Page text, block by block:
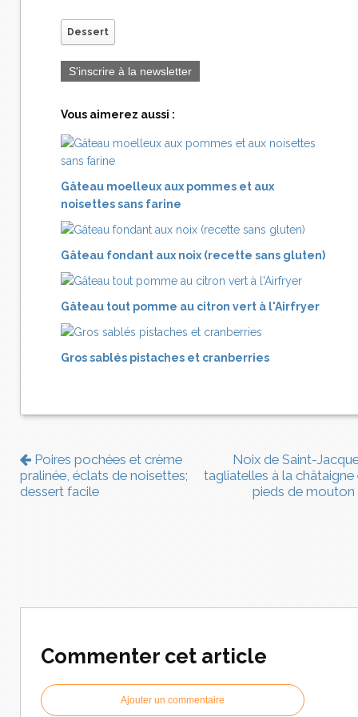
Dessert
S'inscrire à la newsletter
Vous aimerez aussi :
Gâteau moelleux aux pommes et aux
noisettes sans farine
Gâteau fondant aux noix (recette sans gluten)
Gâteau tout pomme au citron vert à l'Airfryer
Gros sablés pistaches et cranberries
Poires pochées et crème
pralinée, éclats de noisettes;
dessert facile
Noix de Saint-
tagliatelles à la châtaigne
pieds de mouton
Commenter cet article
Ajouter un commentaire